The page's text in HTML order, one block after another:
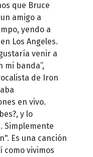
que Bruce
amigo a
yendo a
Los Angeles.
venir a
mi banda”,
de Iron
en vivo.
y lo
Simplemente
Es una canción
como vivimos